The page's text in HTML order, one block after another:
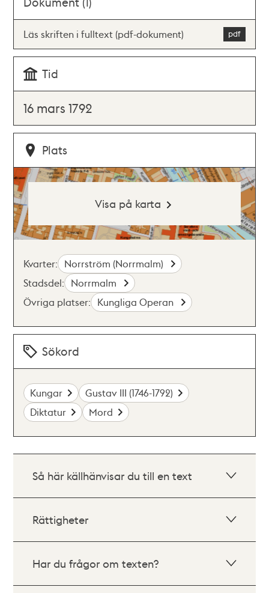
Läs skriften i fulltext (pdf-dokument)
Tid
16 mars 1792
Plats
Visa på karta
Kvarter: Norrström (Norrmalm)
Stadsdel: Norrmalm
Övriga platser: Kungliga Operan
Sökord
Kungar
Gustav III (1746-1792)
Diktatur
Mord
Så här källhänvisar du till en text
Rättigheter
Har du frågor om texten?